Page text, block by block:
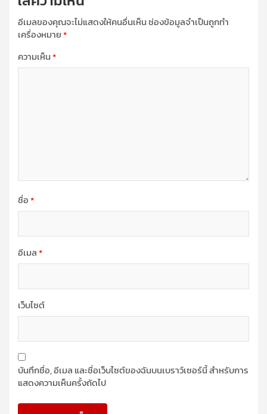
อีเมลของคุณจะไม่แสดงให้คนอื่นเห็นช่องข้อมูลจำเป็นถูกทำ
เครื่องหมาย*
ความเห็น*
ชื่อ*
อีเมล*
เว็บไซต์
บันทึกชื่อ, อีเมล และชื่อเว็บไซต์ของฉันบนเบราว์เซอร์นี้ สำหรับการ
แสดงความเห็นครั้งถัดไป